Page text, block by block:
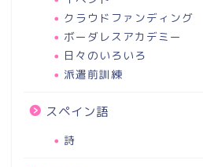
クラウドファンディング
ボーダレスアカデミー
日々のいろいろ
派遣前訓練
スペイン語
詩